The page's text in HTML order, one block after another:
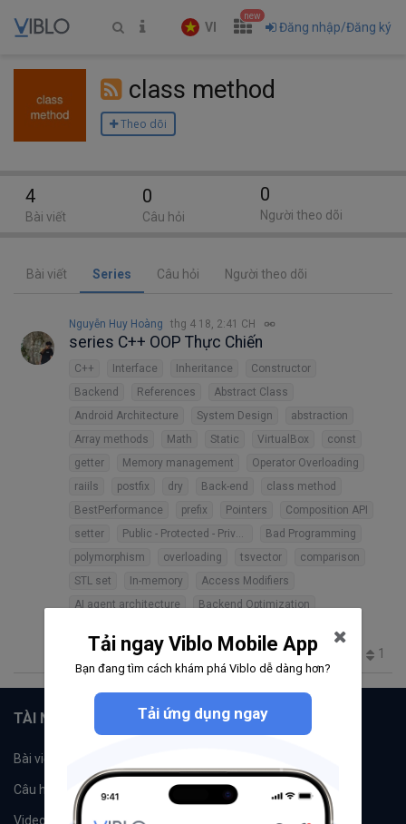
VI
new
Đăng nhập/Đăng ký
class method
Theo dõi
Bài viết Series Câu hỏi Người theo dõi
Nguyễn Huy Hoàng thg 4 18, 2:41 CH
series C++ OOP Thực Chiến
C++ Interface Inheritance
Constructor
Backend
References
Abstract Class
Android Architecture
System Design
abstraction
Array methods
Math Static VirtualBox
const
getter
Memory management
Operator Overloading
raiils
postfix dry Back-end
class method
BestPerformance
prefix Pointers
Composition API
setter
Public - Protected - Private
Bad Programming
polymorphism
overloading tsvector
comparison
STL set
In-memory
Access Modifiers
AI agent architecture
Backend Optimization
103 1 0 40 1
4
Bài viết
0
Câu hỏi
0
Người theo dõi
TÀI NGUYÊN
Bài viết
Câu hỏi Tags
Videos
Tải ngay Viblo Mobile App
Bạn đang tìm cách khám phá Viblo dễ dàng hơn?
Tải ứng dụng ngay